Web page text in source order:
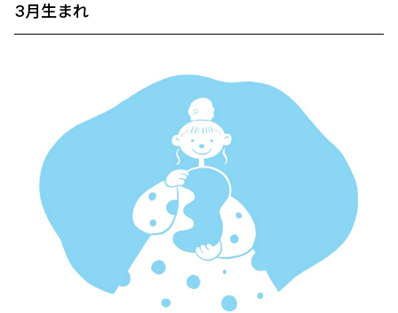
3月生まれ